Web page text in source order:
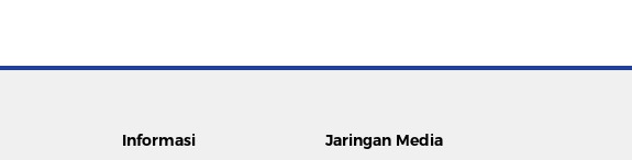
Informasi Jaringan Media